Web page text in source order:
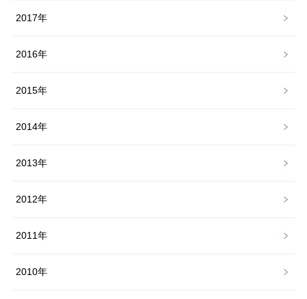
2017年
2016年
2015年
2014年
2013年
2012年
2011年
2010年